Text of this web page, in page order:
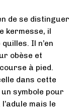
de se distinguer
kermesse, il
Il n’en
obèse et
à pied.
dans cette
symbole pour
mais le